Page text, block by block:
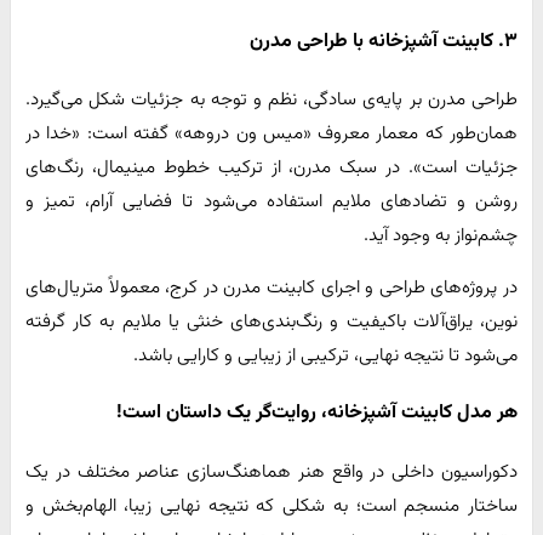
۳. کابینت آشپزخانه با طراحی مدرن
طراحی مدرن بر پایه‌ی سادگی، نظم و توجه به جزئیات شکل می‌گیرد.
همان‌طور که معمار معروف «میس ون دروهه» گفته است: «خدا در
جزئیات است». در سبک مدرن، از ترکیب خطوط مینیمال، رنگ‌های
روشن و تضادهای ملایم استفاده می‌شود تا فضایی آرام، تمیز و
چشم‌نواز به وجود آید.
در پروژه‌های طراحی و اجرای کابینت مدرن در کرج، معمولاً متریال‌های
نوین، یراق‌آلات باکیفیت و رنگ‌بندی‌های خنثی یا ملایم به کار گرفته
می‌شود تا نتیجه نهایی، ترکیبی از زیبایی و کارایی باشد.
هر مدل کابینت آشپزخانه، روایت‌گر یک داستان است!
دکوراسیون داخلی در واقع هنر هماهنگ‌سازی عناصر مختلف در یک
ساختار منسجم است؛ به شکلی که نتیجه نهایی زیبا، الهام‌بخش و